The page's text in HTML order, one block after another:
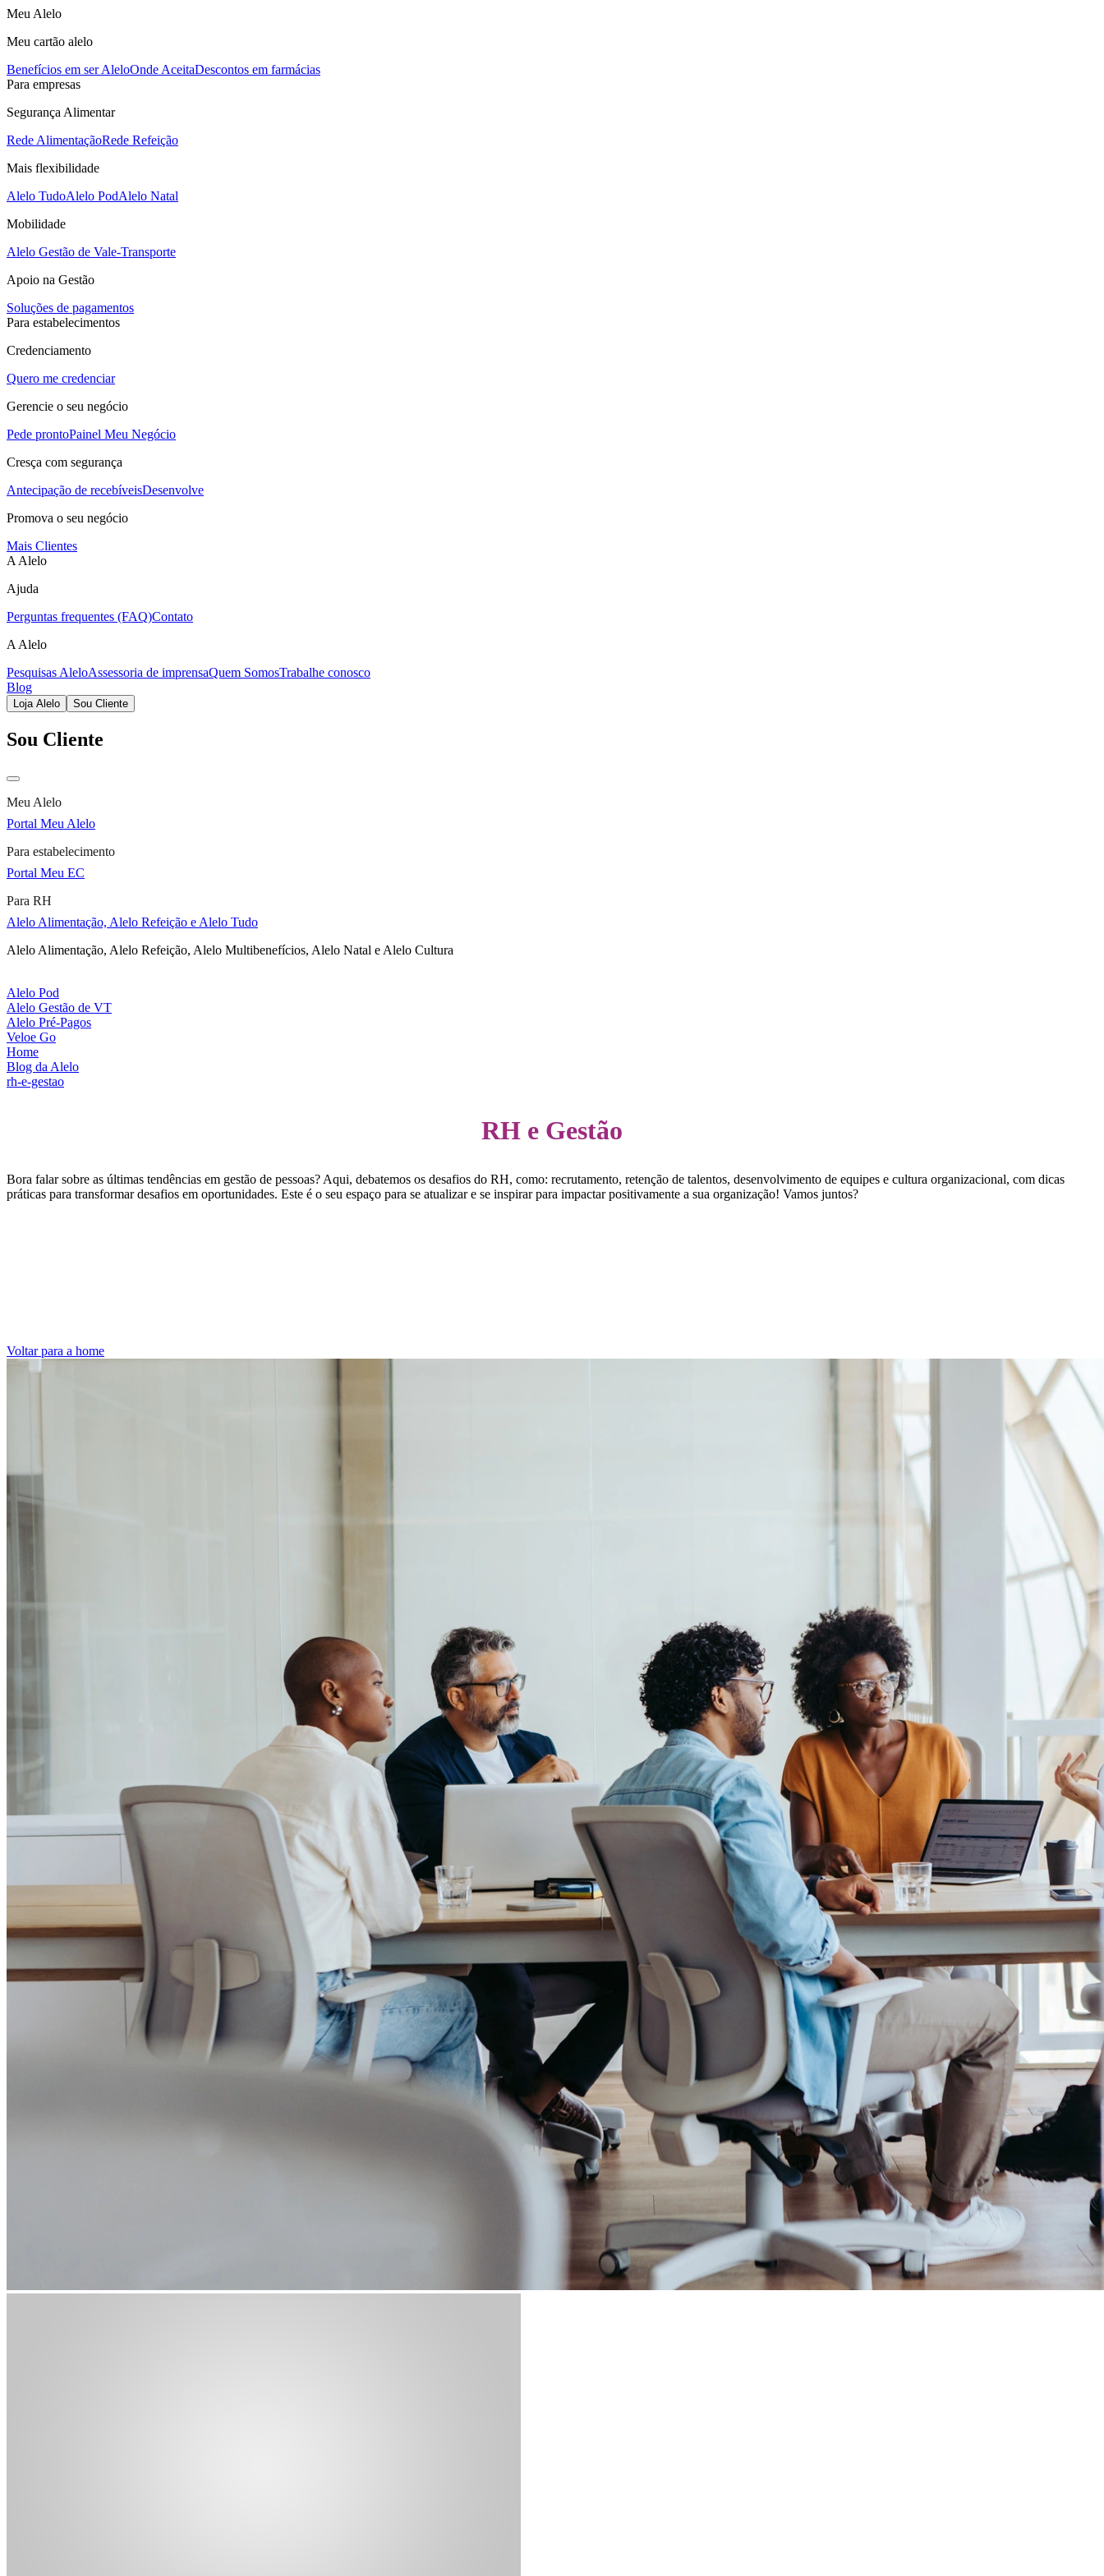
Meu Alelo
Meu cartão alelo
Benefícios em ser AleloOnde AceitaDescontos em farmácias
Para empresas
Segurança Alimentar
Rede AlimentaçãoRede Refeição
Mais flexibilidade
Alelo TudoAlelo PodAlelo Natal
Mobilidade
Alelo Gestão de Vale-Transporte
Apoio na Gestão
Soluções de pagamentos
Para estabelecimentos
Credenciamento
Quero me credenciar
Gerencie o seu negócio
Pede prontoPainel Meu Negócio
Cresça com segurança
Antecipação de recebíveisDesenvolve
Promova o seu negócio
Mais Clientes
A Alelo
Ajuda
Perguntas frequentes (FAQ)Contato
A Alelo
Pesquisas AleloAssessoria de imprensaQuem SomosTrabalhe conosco
Blog
Loja Alelo Sou Cliente
Sou Cliente
Meu Alelo
Portal Meu Alelo
Para estabelecimento
Portal Meu EC
Para RH
Alelo Alimentação, Alelo Refeição e Alelo Tudo
Alelo Alimentação, Alelo Refeição, Alelo Multibenefícios, Alelo Natal e Alelo Cultura
Alelo Pod
Alelo Gestão de VT
Alelo Pré-Pagos
Veloe Go
Home
Blog da Alelo
rh-e-gestao
RH e Gestão
Bora falar sobre as últimas tendências em gestão de pessoas? Aqui, debatemos os desafios do RH, como: recrutamento, retenção de talentos, desenvolvimento de equipes e cultura organizacional, com dicas
práticas para transformar desafios em oportunidades. Este é o seu espaço para se atualizar e se inspirar para impactar positivamente a sua organização! Vamos juntos?
Voltar para a home